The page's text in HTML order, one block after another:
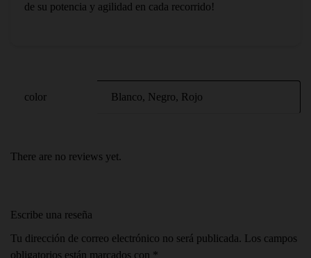
de su potencia y agilidad en cada recorrido!
color Blanco, Negro, Rojo
There are no reviews yet.
Escribe una reseña
Tu dirección de correo electrónico no será publicada. Los campos
obligatorios están marcados con *